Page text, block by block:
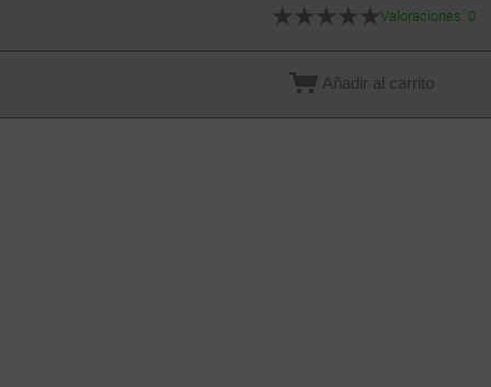
★ ★ ★ ★ ★Valoraciones: 0
Añadir al carrito